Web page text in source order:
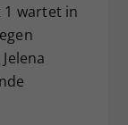
1 wartet in